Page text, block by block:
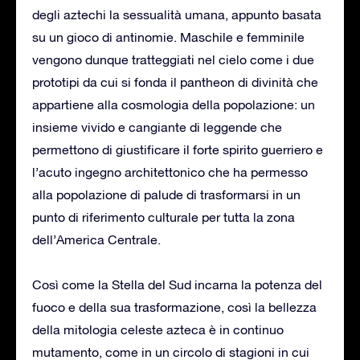
degli aztechi la sessualità umana, appunto basata
su un gioco di antinomie. Maschile e femminile
vengono dunque tratteggiati nel cielo come i due
prototipi da cui si fonda il pantheon di divinità che
appartiene alla cosmologia della popolazione: un
insieme vivido e cangiante di leggende che
permettono di giustificare il forte spirito guerriero e
l’acuto ingegno architettonico che ha permesso
alla popolazione di palude di trasformarsi in un
punto di riferimento culturale per tutta la zona
dell’America Centrale.
Così come la Stella del Sud incarna la potenza del
fuoco e della sua trasformazione, così la bellezza
della mitologia celeste azteca è in continuo
mutamento, come in un circolo di stagioni in cui